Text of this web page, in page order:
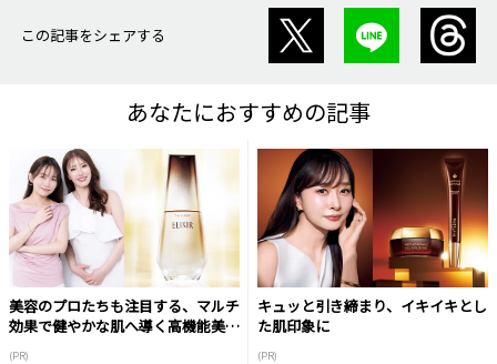
この記事をシェアする
あなたにおすすめの記事
美容のプロたちも注目する、マルチ
効果で健やかな肌へ導く高機能美容
(PR)
キュッと引き締まり、イキイキとし
た肌印象に
(PR)